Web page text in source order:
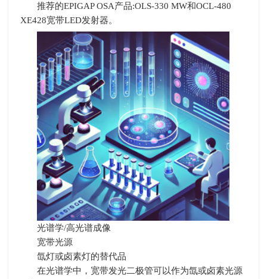
推荐的EPIGAP OSA产品:OLS-330 MW和OCL-480
XE428宽带LED发射器。
光谱学/高光谱成像
宽带光源
氙灯或卤素灯的替代品
在光谱学中，宽带发光二极管可以作为氙或卤素光源